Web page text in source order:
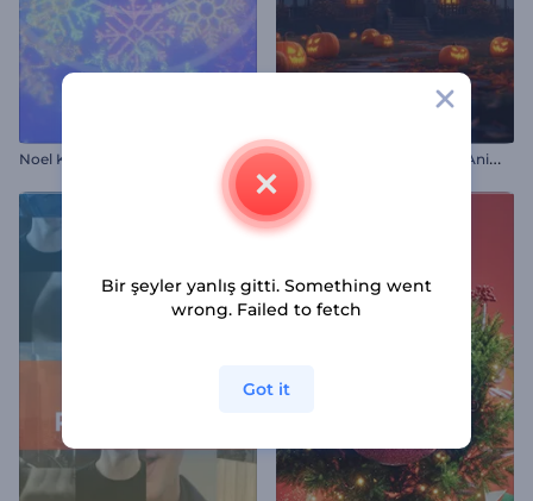
Noel Kar Taneleri İntro Ü
rkütücü Cadılar Bayramı Animasyonları
Bir şeyler yanlış gitti. Something went
wrong. Failed to fetch
Got it